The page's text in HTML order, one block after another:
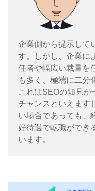
企業側から提示して
す。
しかし、企業に
任者や幅広い裁量を
も多く、極端に二分
これはSEOの知見が
チャンスといえます
い場合であっても、
好待遇で転職ができ
います。